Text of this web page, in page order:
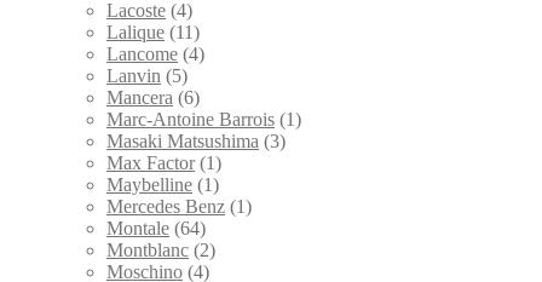
Lacoste (4)
Lalique (11)
Lancome (4)
Lanvin (5)
Mancera (6)
Marc-Antoine Barrois (1)
Masaki Matsushima (3)
Max Factor (1)
Maybelline (1)
Mercedes Benz (1)
Montale (64)
Montblanc (2)
Moschino (4)